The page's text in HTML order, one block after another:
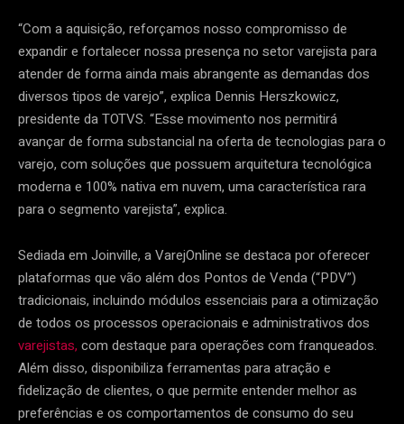
“Com a aquisição, reforçamos nosso compromisso de
expandir e fortalecer nossa presença no setor varejista para
atender de forma ainda mais abrangente as demandas dos
diversos tipos de varejo”, explica Dennis Herszkowicz,
presidente da TOTVS. “Esse movimento nos permitirá
avançar de forma substancial na oferta de tecnologias para o
varejo, com soluções que possuem arquitetura tecnológica
moderna e 100% nativa em nuvem, uma característica rara
para o segmento varejista”, explica.
Sediada em Joinville, a VarejOnline se destaca por oferecer
plataformas que vão além dos Pontos de Venda (“PDV”)
tradicionais, incluindo módulos essenciais para a otimização
de todos os processos operacionais e administrativos dos
varejistas, com destaque para operações com franqueados.
Além disso, disponibiliza ferramentas para atração e
fidelização de clientes, o que permite entender melhor as
preferências e os comportamentos de consumo do seu